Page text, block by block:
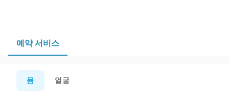
예약 서비스
몸 얼굴